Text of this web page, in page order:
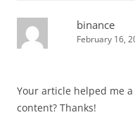
binance
February 16,
Your article helped me
content? Thanks!